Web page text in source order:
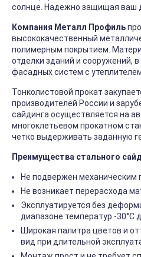
солнце. Надежно защищая ваш
Компания Металл Профиль
высококачественный
полимерным покрытием.
отделки зданий и сооружений,
фасадных систем с
Тонколистовой прокат
производителей России и
сайдинга осуществляется на
многоклетьевом прокатном
четко выдерживать заданную
Преимущества стального
Не подвержен механическим
Не возникает перерасхода
Эксплуатируется без
диапазоне температур -30°C
Широкая палитра цветов и
вид при длительной